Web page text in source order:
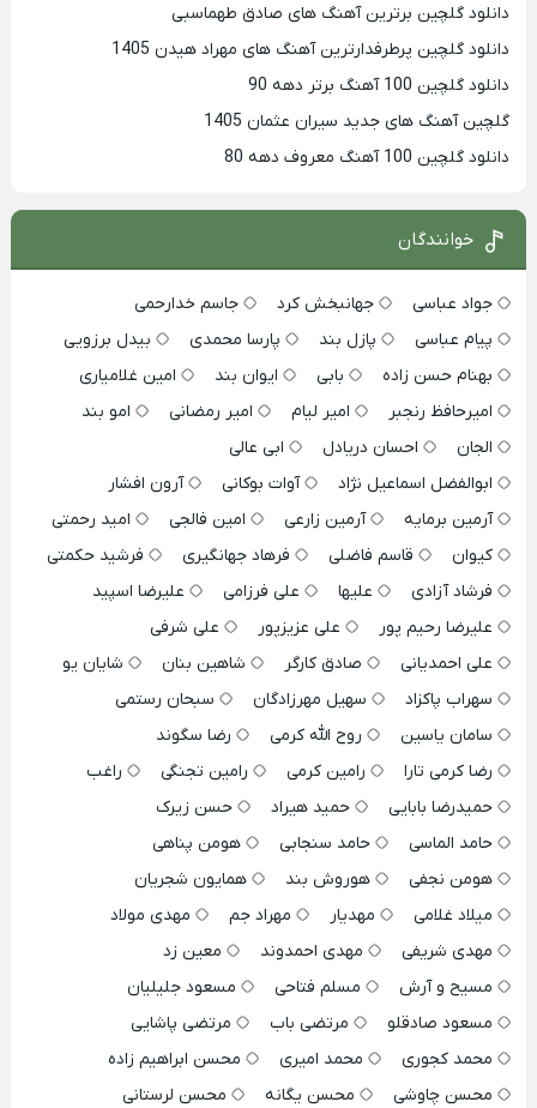
دانلود گلچین برترین آهنگ های صادق طهماسبی
دانلود گلچین پرطرفدارترین آهنگ های مهراد هیدن 1405
دانلود گلچین 100 آهنگ برتر دهه 90
گلچین آهنگ های جدید سیران عثمان 1405
دانلود گلچین 100 آهنگ معروف دهه 80
خوانندگان
جواد عباسی جهانبخش کرد
جاسم خدارحمی
پیام عباسی
پازل بند پارسا محمدی
بیدل برزویی
بهنام حسن زاده
بابی ایوان بند
امین غلامیاری
امیرحافظ رنجبر
امیر لیام امیر رمضانی
امو بند
الجان
احسان دریادل
ابی عالی
ابوالفضل اسماعیل نژاد
آوات بوکانی
آرون افشار
آرمین برمایه
آرمین زارعی امین فالجی
امید رحمتی
کیوان
قاسم فاضلی فرهاد جهانگیری
فرشید حکمتی
فرشاد آزادی
علیها علی فرزامی
علیرضا اسپید
علیرضا رحیم پور
علی عزیزپور
علی شرفی
علی احمدیانی
صادق کارگر شاهین بنان
شایان یو
سهراب پاکزاد
سهیل مهرزادگان
سبحان رستمی
سامان یاسین
روح الله کرمی
رضا سگوند
رضا کرمی تارا
رامین کرمی رامین تجنگی
راغب
حمیدرضا بابایی
حمید هیراد
حسن زیرک
حامد الماسی
حامد سنجابی
هومن پناهی
هومن نجفی
هوروش بند
همایون شجریان
میلاد غلامی
مهدیار مهراد جم
مهدی مولاد
مهدی شریفی
مهدی احمدوند
معین زد
مسیح و آرش
مسلم فتاحی
مسعود جلیلیان
مسعود صادقلو
مرتضی باب
مرتضی پاشایی
محمد کجوری
محمد امیری
محسن ابراهیم زاده
محسن چاوشی
محسن یگانه
محسن لرستانی